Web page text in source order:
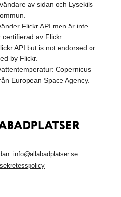
av sidan och Lysekils
Flickr API men är inte
certifierad av Flickr.
API but is not endorsed or
by Flickr.
Copernicus
European Space Agency.
info@allabadplatser.se
sekretesspolicy